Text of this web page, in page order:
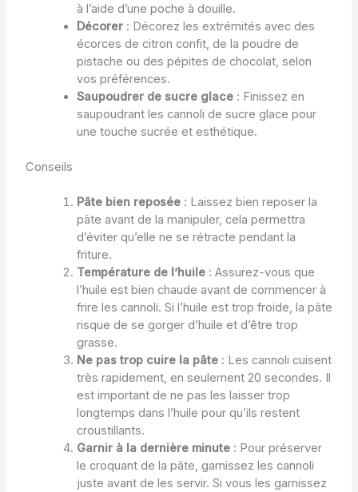
à l’aide d’une poche à douille.
Décorer: Décorez les extrémités avec des
écorces de citron confit, de la poudre de
pistache ou des pépites de chocolat, selon
vos préférences.
Saupoudrer de sucre glace: Finissez en
saupoudrant les cannoli de sucre glace pour
une touche sucrée et esthétique.
Conseils
Pâte bien reposée: Laissez bien reposer la
pâte avant de la manipuler, cela permettra
d’éviter qu’elle ne se rétracte pendant la
friture.
Température de l’huile: Assurez-vous que
l’huile est bien chaude avant de commencer à
frire les cannoli. Si l’huile est trop froide, la pâte
risque de se gorger d’huile et d’être trop
grasse.
Ne pas trop cuire la pâte: Les cannoli cuisent
très rapidement, en seulement 20 secondes. Il
est important de ne pas les laisser trop
longtemps dans l’huile pour qu’ils restent
croustillants.
Garnir à la dernière minute: Pour préserver
le croquant de la pâte, garnissez les cannoli
juste avant de les servir. Si vous les garnissez